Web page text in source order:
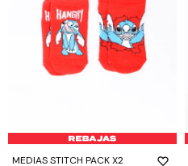
MEDIAS STITCH PACK X2